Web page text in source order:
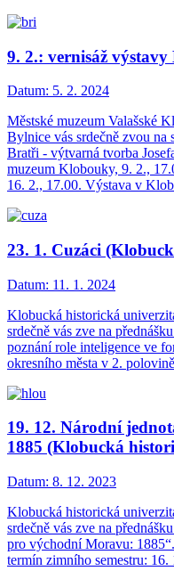
9. 2.: vernisáž
Datum: 5. 2. 2024
Městské muzeum Valašské
Bylnice vás srdečně zvou na
Bratři - výtvarná tvorba
muzeum Klobouky, 9. 2.,
16. 2., 17.00. Výstava v
23. 1. Cuzáci
Datum: 11. 1. 2024
Klobucká historická
srdečně vás zve na
poznání role inteligence ve
okresního města v 2.
19. 12. Národní
1885 (Klobucká
Datum: 8. 12. 2023
Klobucká historická
srdečně vás zve na
pro východní Moravu:
termín zimního semestru: 16.